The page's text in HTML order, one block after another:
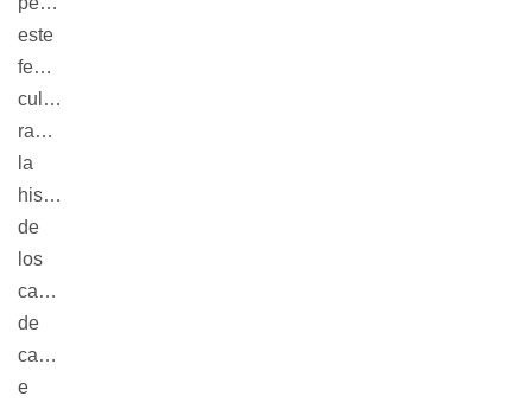
este
fenómeno
cultural,
rastreando
la
historia
de
los
cantitos
de
cancha
e